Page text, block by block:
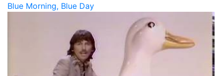
Blue Morning, Blue Day